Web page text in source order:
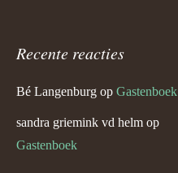
Recente reacties
Bé Langenburg op Gastenboek
sandra griemink vd helm op
Gastenboek